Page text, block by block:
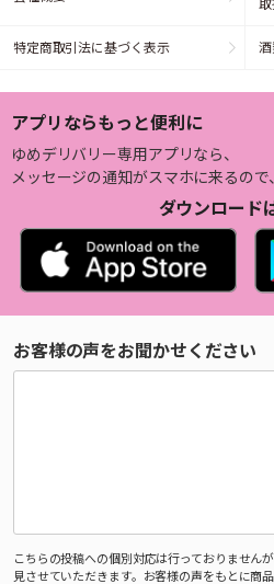
取
特定商取引法に基づく表示 酒
アプリならもっと便利に
ゆめデリバリー専用アプリなら、
メッセージの通知がスマホに来るので
ダウンロード
お客様の声をお聞かせください
こちらの投稿への個別対応は行っておりません
見させていただきます。お客様の声をもとに商